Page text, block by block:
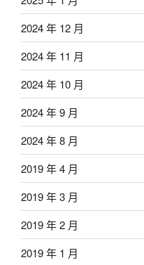
2024 年 12 月
2024 年 11 月
2024 年 10 月
2024 年 9 月
2024 年 8 月
2019 年 4 月
2019 年 3 月
2019 年 2 月
2019 年 1 月